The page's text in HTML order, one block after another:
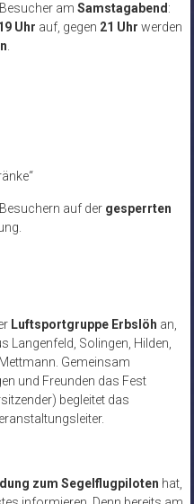
am Samstagabend:
Uhr auf, gegen 21 Uhr werden
.
auf der gesperrten
Luftsportgruppe Erbslöh an,
Langenfeld, Solingen, Hilden,
Gemeinsam
und Freunden das Fest
begleitet das
zum Segelflugpiloten hat,